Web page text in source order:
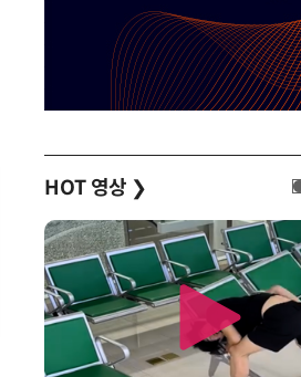
HOT 영상 ❯